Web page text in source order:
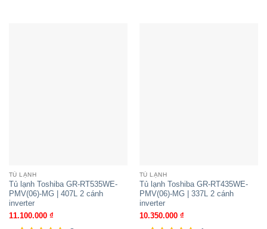
TỦ LẠNH
Tủ lạnh Toshiba GR-RT535WE-
PMV(06)-MG | 407L 2 cánh
inverter
11.100.000 ₫
TỦ LẠNH
Tủ lạnh Toshiba GR-RT435WE-
PMV(06)-MG | 337L 2 cánh
inverter
10.350.000 ₫